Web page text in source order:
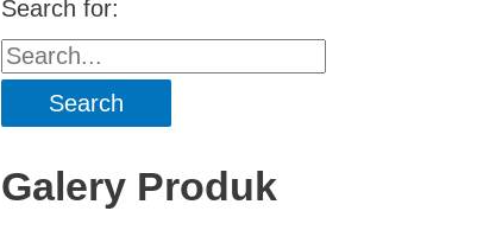
Search for:
Galery Produk